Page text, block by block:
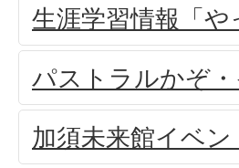
生涯学習情報「
パストラルかぞ
加須未来館イベ